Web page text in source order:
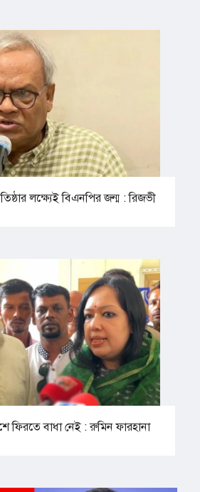
লক্ষ্যেই বিএনপির জন্ম : রিজভী
ফিরতে বাধা নেই : রুমিন ফারহানা